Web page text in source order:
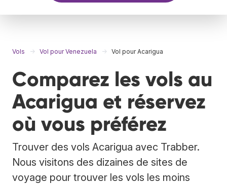
Vols Vol pour Venezuela Vol pour Acarigua
Comparez les vols au
Acarigua et réservez
où vous préférez
Trouver des vols Acarigua avec Trabber.
Nous visitons des dizaines de sites de
voyage pour trouver les vols les moins